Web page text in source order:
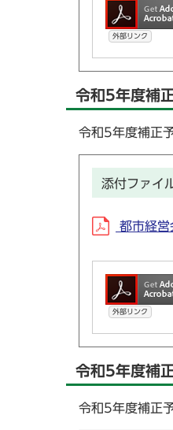
外部リンク
令和5年度補
令和5年度補正
添付ファイ
都市経
外部リンク
令和5年度補
令和5年度補正